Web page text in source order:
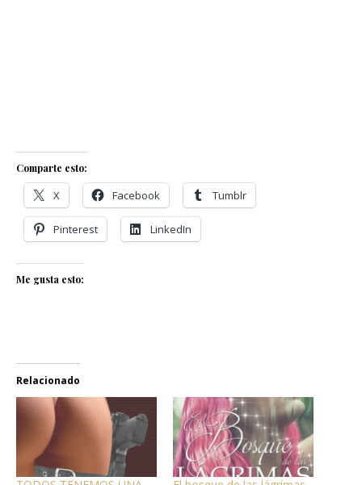
Comparte esto:
X Facebook Tumblr
Pinterest LinkedIn
Me gusta esto:
Relacionado